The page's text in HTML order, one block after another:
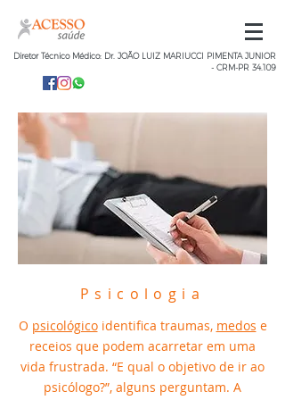
Diretor Técnico Médico: Dr. JOÃO LUIZ MARIUCCI PIMENTA JUNIOR
- CRM-PR 34.109
Psicologia
O psicológicoidentifica traumas, medos e
receios que podem acarretar em uma
vida frustrada. “E qual o objetivo de ir ao
psicólogo?”, alguns perguntam. A